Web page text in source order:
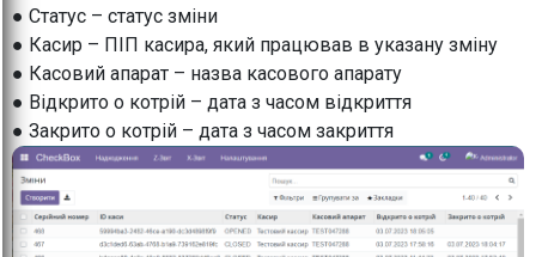
● Статус – статус зміни
● Касир – ПІП касира, який працював в указану зміну
● Касовий апарат – назва касового апарату
● Відкрито о котрій – дата з часом відкриття
● Закрито о котрій – дата з часом закриття